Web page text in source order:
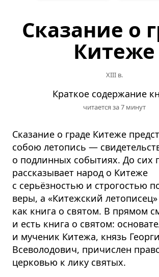
Сказание о
Китеже
XIII в.
Краткое содержание
читается за 7 минут
Сказание о граде Китеже
собою летопись —
о подлинных событиях. До сих
рассказывает народ о Китеже
с серьёзностью и строгостью
веры, а «Китежский
как книга о святом. В прямом
и есть книга о святом:
и мученик Китежа, князь
Всеволодович, причислен
церковью к лику святых.